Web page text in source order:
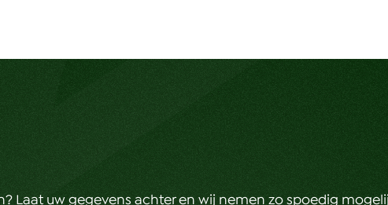
Laat uw gegevens achter en wij nemen zo spoedig